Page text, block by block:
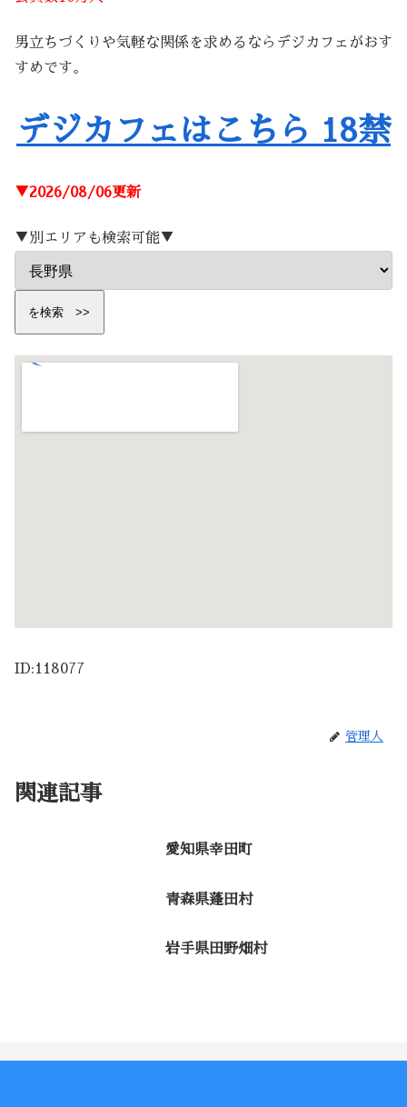
男立ちづくりや気軽な関係を求めるならデジカフェがおす
すめです。
デジカフェはこちら 18禁
▼2026/08/06更新
▼別エリアも検索可能▼
ID:118077
管理人
関連記事
愛知県幸田町
青森県蓬田村
岩手県田野畑村